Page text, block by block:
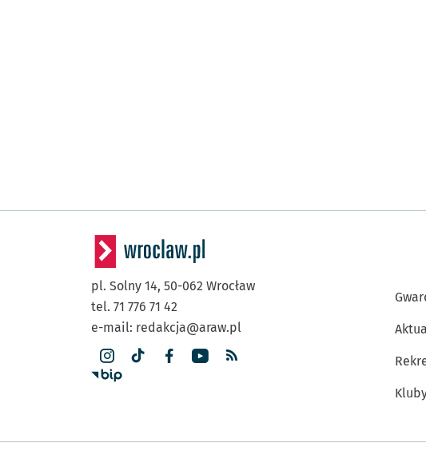
pl. Solny 14, 50-062 Wrocław
tel. 71 776 71 42
e-mail: redakcja@araw.pl